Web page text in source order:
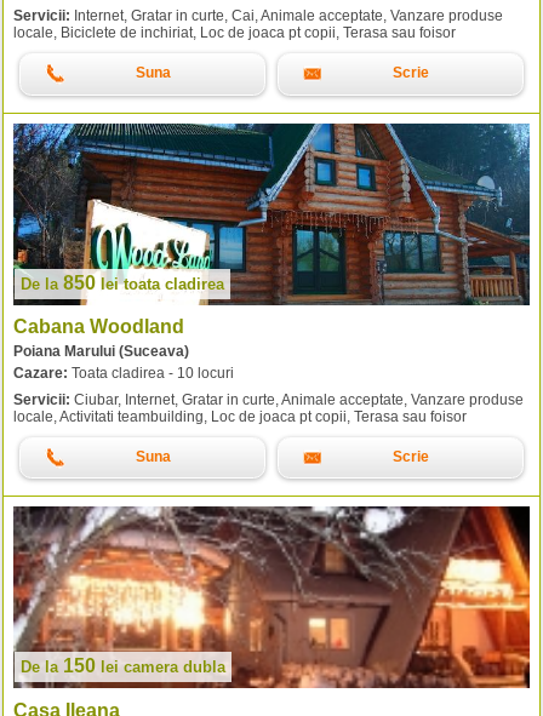
Servicii: Internet, Gratar in curte, Cai, Animale acceptate, Vanzare produse
locale, Biciclete de inchiriat, Loc de joaca pt copii, Terasa sau foisor
Suna Scrie
De la 850 leitoata cladirea
Cabana Woodland
Poiana Marului (Suceava)
Cazare: Toata cladirea - 10 locuri
Servicii: Ciubar, Internet, Gratar in curte, Animale acceptate, Vanzare produse
locale, Activitati teambuilding, Loc de joaca pt copii, Terasa sau foisor
Suna Scrie
De la 150 lei camera dubla
Casa Ileana